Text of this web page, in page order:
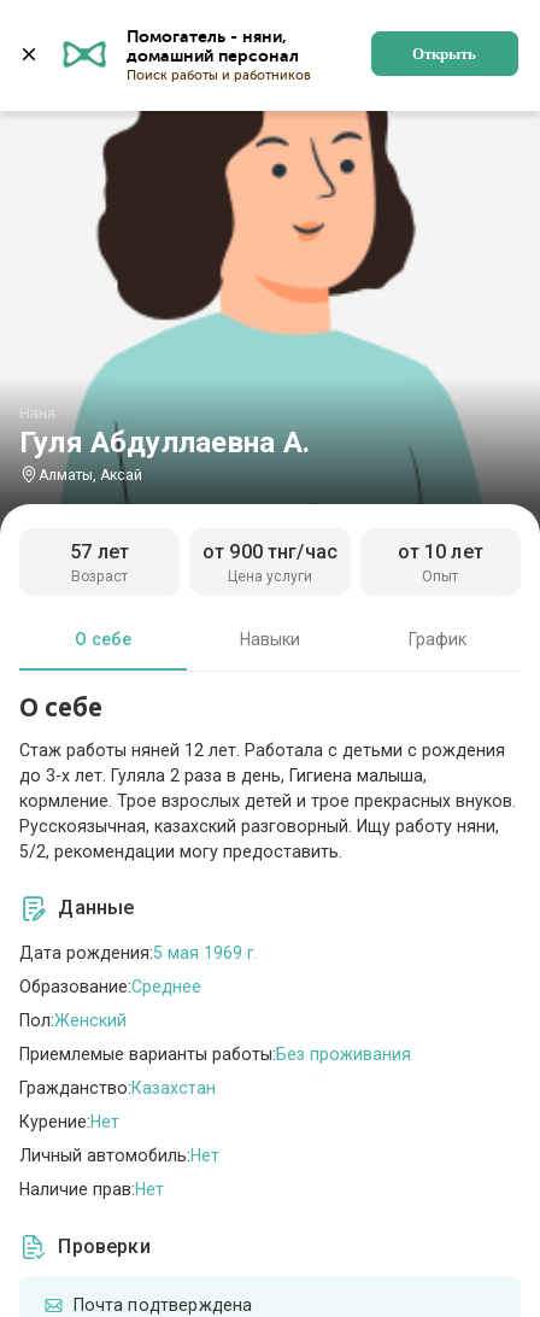
Помогатель - няни,
Поиск работы и работников
Открыть
Гуля Абдуллаевна А.
Няня
Алматы, Аксай
Возраст
57 лет
Цена услуги
от 900 тнг/час
Опыт
от 10 лет
О себе Навыки График
О себе
Стаж работы няней 12 лет. Работала с детьми с рождения
до 3-х лет. Гуляла 2 раза в день, Гигиена малыша,
кормление. Трое взрослых детей и трое прекрасных внуков.
Русскоязычная, казахский разговорный. Ищу работу няни,
5/2, рекомендации могу предоставить.
Данные
Дата рождения:5 мая 1969 г.
Образование:Среднее
Пол:Женский
Приемлемые варианты работы:Без проживания
Гражданство:Казахстан
Курение:Нет
Личный автомобиль:Нет
Наличие прав:Нет
Проверки
Почта подтверждена